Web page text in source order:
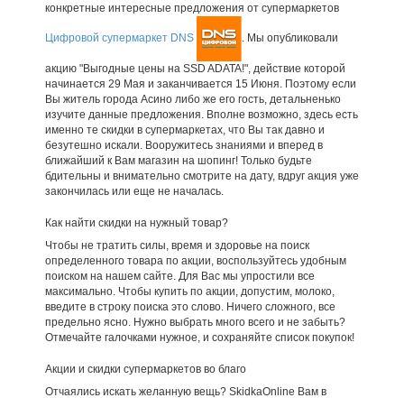
конкретные интересные предложения от супермаркетов
Цифровой супермаркет DNS . Мы опубликовали
акцию "Выгодные цены на SSD ADATA!", действие которой
начинается 29 Мая и заканчивается 15 Июня. Поэтому если
Вы житель города Асино либо же его гость, детальненько
изучите данные предложения. Вполне возможно, здесь есть
именно те скидки в супермаркетах, что Вы так давно и
безутешно искали. Вооружитесь знаниями и вперед в
ближайший к Вам магазин на шопинг! Только будьте
бдительны и внимательно смотрите на дату, вдруг акция уже
закончилась или еще не началась.
Как найти скидки на нужный товар?
Чтобы не тратить силы, время и здоровье на поиск
определенного товара по акции, воспользуйтесь удобным
поиском на нашем сайте. Для Вас мы упростили все
максимально. Чтобы купить по акции, допустим, молоко,
введите в строку поиска это слово. Ничего сложного, все
предельно ясно. Нужно выбрать много всего и не забыть?
Отмечайте галочками нужное, и сохраняйте список покупок!
Акции и скидки супермаркетов во благо
Отчаялись искать желанную вещь? SkidkaOnline Вам в